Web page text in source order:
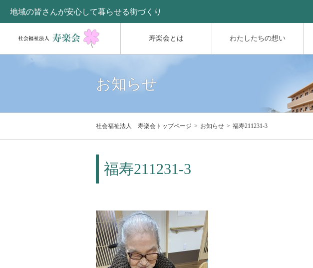
寿楽会とは わたしたちの想い
地域の皆さんが安心して暮らせる街づくり
お知らせ
社会福祉法人 寿楽会トップページ お知らせ 福寿211231-3
福寿211231-3